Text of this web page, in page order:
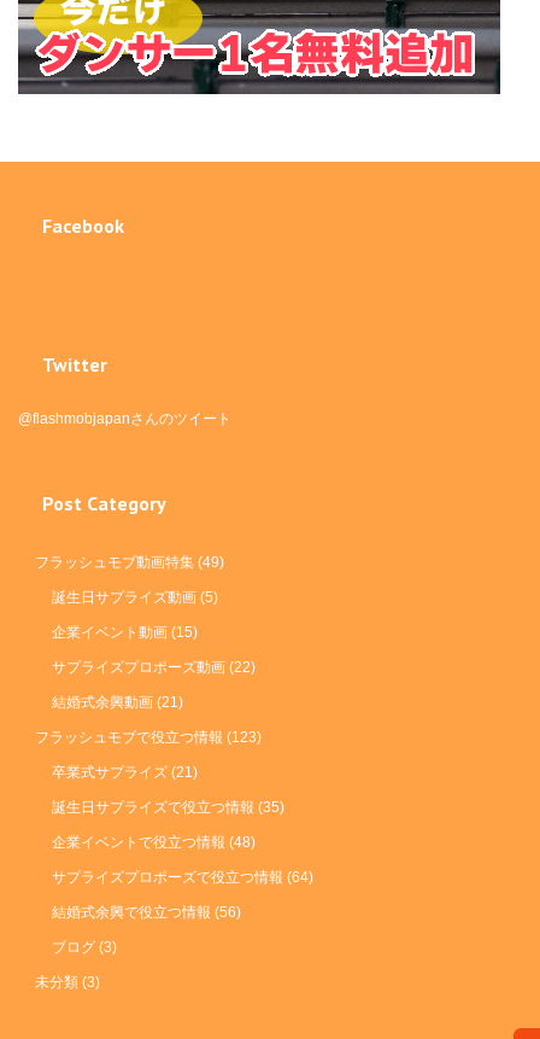
Facebook
Twitter
@flashmobjapanさんのツイート
Post Category
フラッシュモブ動画特集 (49)
誕生日サプライズ動画 (5)
企業イベント動画 (15)
サプライズプロポーズ動画 (22)
結婚式余興動画 (21)
フラッシュモブで役立つ情報 (123)
卒業式サプライズ (21)
誕生日サプライズで役立つ情報 (35)
企業イベントで役立つ情報 (48)
サプライズプロポーズで役立つ情報 (64)
結婚式余興で役立つ情報 (56)
ブログ (3)
未分類 (3)